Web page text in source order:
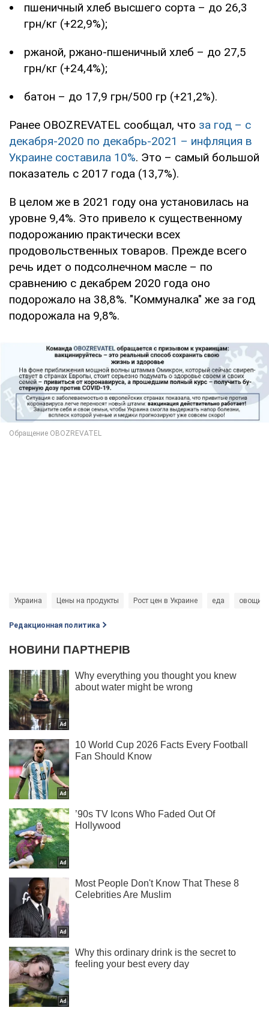
пшеничный хлеб высшего сорта – до 26,3
грн/кг (+22,9%);
ржаной, ржано-пшеничный хлеб – до 27,5
грн/кг (+24,4%);
батон – до 17,9 грн/500 гр (+21,2%).
Ранее OBOZREVATEL сообщал, что за год – с
декабря-2020 по декабрь-2021 – инфляция в
Украине составила 10%. Это – самый большой
показатель с 2017 года (13,7%).
В целом же в 2021 году она установилась на
уровне 9,4%. Это привело к существенному
подорожанию практически всех
продовольственных товаров. Прежде всего
речь идет о подсолнечном масле – по
сравнению с декабрем 2020 года оно
подорожало на 38,8%. "Коммуналка" же за год
подорожала на 9,8%.
Украина Цены на продукты Рост цен в Украине еда овощи
Редакционная политика